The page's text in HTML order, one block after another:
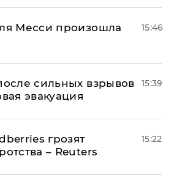
Месси произошла
15:46
сильных взрывов
эвакуация
15:39
грозят
– Reuters
15:22